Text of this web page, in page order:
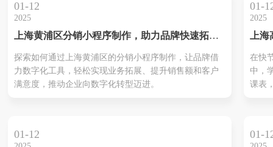
小程
带来
你在
01-12
2025
上海黄浦区分销小程序制作，助力品牌快速拓展
探索如何通过上海黄浦区的分销小程序制作，让品牌借
力数字化工具，轻松实现业务拓展、提升销售额和客户
满意度，推动企业向数字化转型迈进。
01-
2025
上海
的学
在快
中，
课表
本文
01-12 01-